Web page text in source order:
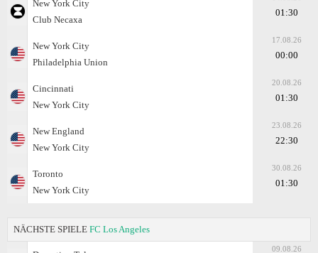
New York City
Club Necaxa
01:30
New York City
Philadelphia Union
17.08.26
00:00
Cincinnati
New York City
20.08.26
01:30
New England
New York City
23.08.26
22:30
Toronto
New York City
30.08.26
01:30
NÄCHSTE SPIELE FC Los Angeles
09.08.26